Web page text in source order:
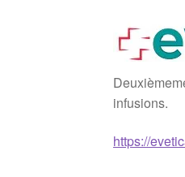
infusions.
https://